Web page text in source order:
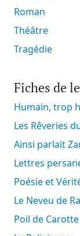
Roman
Théâtre
Tragédie
Fiches de
Humain, trop
Les Rêveries
Ainsi parlait
Lettres
Poésie et
Le Neveu de
Poil de Carotte